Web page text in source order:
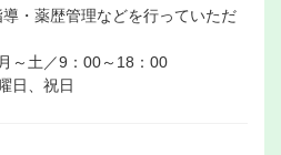
・薬歴管理などを行っていただ
～土／9：00～18：00
日、祝日